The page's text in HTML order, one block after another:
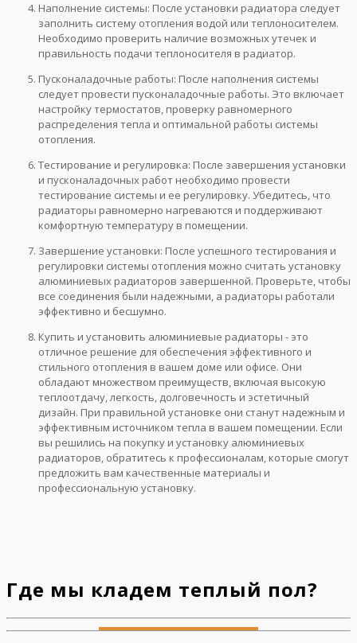
Наполнение системы: После установки радиатора следует
заполнить систему отопления водой или теплоносителем.
Необходимо проверить наличие возможных утечек и
правильность подачи теплоносителя в радиатор.
Пусконаладочные работы: После наполнения системы
следует провести пусконаладочные работы. Это включает
настройку термостатов, проверку равномерного
распределения тепла и оптимальной работы системы
отопления.
Тестирование и регулировка: После завершения установки
и пусконаладочных работ необходимо провести
тестирование системы и ее регулировку. Убедитесь, что
радиаторы равномерно нагреваются и поддерживают
комфортную температуру в помещении.
Завершение установки: После успешного тестирования и
регулировки системы отопления можно считать установку
алюминиевых радиаторов завершенной. Проверьте, чтобы
все соединения были надежными, а радиаторы работали
эффективно и бесшумно.
Купить и установить алюминиевые радиаторы - это
отличное решение для обеспечения эффективного и
стильного отопления в вашем доме или офисе. Они
обладают множеством преимуществ, включая высокую
теплоотдачу, легкость, долговечность и эстетичный
дизайн. При правильной установке они станут надежным и
эффективным источником тепла в вашем помещении. Если
вы решились на покупку и установку алюминиевых
радиаторов, обратитесь к профессионалам, которые смогут
предложить вам качественные материалы и
профессиональную установку.
Где мы кладем теплый пол?